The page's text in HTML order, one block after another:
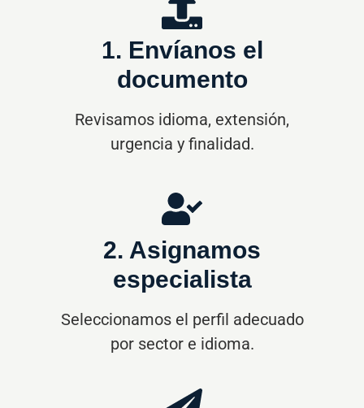
1. Envíanos el
documento
Revisamos idioma, extensión,
urgencia y finalidad.
2. Asignamos
especialista
Seleccionamos el perfil adecuado
por sector e idioma.